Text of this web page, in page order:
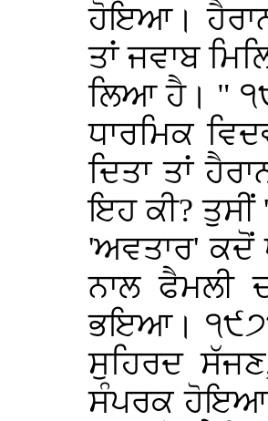
ਹੋਇਆ।
ਤਾਂ ਜਵਾਬ
ਲਿਆ ਹੈ। "
ਧਾਰਮਿਕ
ਦਿਤਾ ਤਾਂ
ਇਹ ਕੀ?
'ਅਵਤਾਰ' ਕਦੋਂ
ਨਾਲ ਫੈਮਲੀ
ਭਇਆ।
ਸੁਹਿਰਦ
ਸੰਪਰਕ ਹੋਇਆ